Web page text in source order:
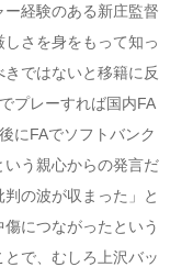
経験のある新庄監督
さを身をもって知っ
ではないと移籍に反
プレーすれば国内FA
にFAでソフトバンク
う親心からの発言だ
の波が収まった」と
につながったという
で、むしろ上沢バッ